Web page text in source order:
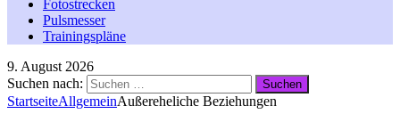
Fotostrecken
Pulsmesser
Trainingspläne
9. August 2026
Suchen nach:
StartseiteAllgemeinAußereheliche Beziehungen